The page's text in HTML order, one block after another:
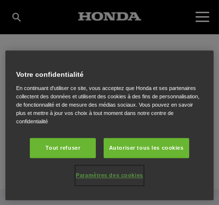
CRUYDT BVBA
Moorsledestraat 34-36,Zonnebeke,8980
Votre confidentialité
En continuant d'utiliser ce site, vous acceptez que Honda et ses partenaires
collectent des données et utilisent des cookies à des fins de personnalisation,
de fonctionnalité et de mesure des médias sociaux. Vous pouvez en savoir
plus et mettre à jour vos choix à tout moment dans notre centre de
confidentialité
Tout refuser Autoriser tous les cookies
Paramètres des cookies